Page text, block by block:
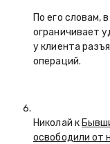
По его словам,
ограничивает
у клиента
операций.
Николай к
освободили от